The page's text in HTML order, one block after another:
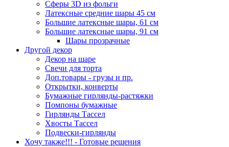
Сферы 3D из фольги
Латексные средние шары 45 см
Большие латексные шары, 61 см
Большие латексные шары, 91 см
Шары прозрачные
Другой декор
Декор на шаре
Свечи для торта
Доп.товары - грузы и пр.
Открытки, конверты
Бумажные гирлянды-растяжки
Помпоны бумажные
Гирлянды Тассел
Хвосты Тассел
Подвески-гирлянды
Хочу также!!! - Готовые решения